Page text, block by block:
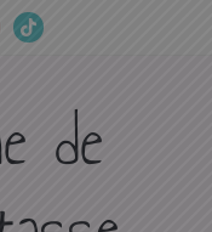
tiktok
de